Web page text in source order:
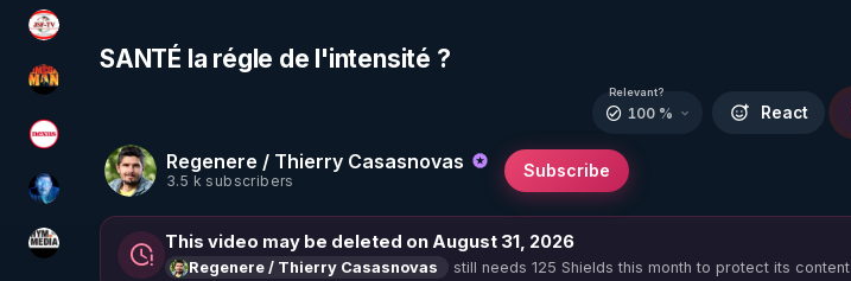
JSF - TV
OHM ÉGA MAN
Magazine Nexus
AH2020
HYM.MEDIA
SANTÉ la régle de l'intensité ?
Regenere / Thierry Casasnovas
3.5 k subscribers
Subscribe
Relevant?
100 % React
This video may be deleted on August 31, 2026
Regenere / Thierry Casasnovas still needs 125 Shields this month to protect its content